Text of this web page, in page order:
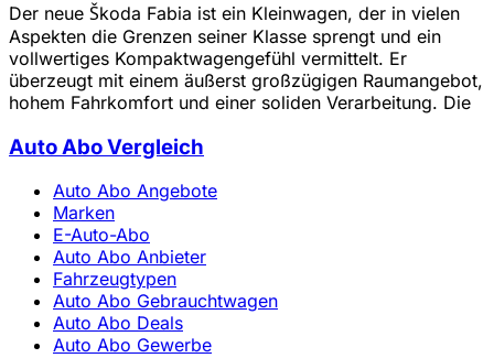
Der neue Škoda Fabia ist ein Kleinwagen, der in vielen
Aspekten die Grenzen seiner Klasse sprengt und ein
vollwertiges Kompaktwagengefühl vermittelt. Er
überzeugt mit einem äußerst großzügigen Raumangebot,
hohem Fahrkomfort und einer soliden Verarbeitung. Die
Auto Abo Vergleich
Auto Abo Angebote
Marken
E-Auto-Abo
Auto Abo Anbieter
Fahrzeugtypen
Auto Abo Gebrauchtwagen
Auto Abo Deals
Auto Abo Gewerbe